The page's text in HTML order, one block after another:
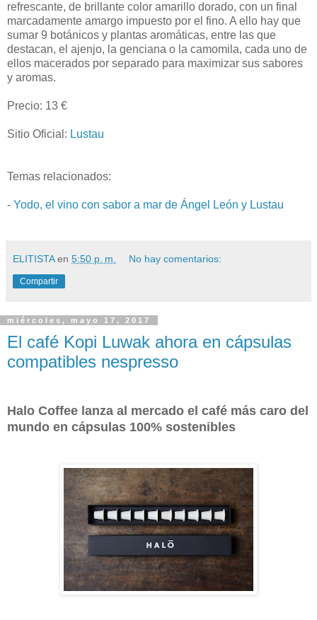
refrescante, de brillante color amarillo dorado, con un final
marcadamente amargo impuesto por el fino. A ello hay que
sumar 9 botánicos y plantas aromáticas, entre las que
destacan, el ajenjo, la genciana o la camomila, cada uno de
ellos macerados por separado para maximizar sus sabores
y aromas.
Precio: 13 €
Sitio Oficial: Lustau
Temas relacionados:
- Yodo, el vino con sabor a mar de Ángel León y Lustau
ELITISTA en 5:50 p. m. No hay comentarios:
Compartir
miércoles, mayo 17, 2017
El café Kopi Luwak ahora en cápsulas
compatibles nespresso
Halo Coffee lanza al mercado el café más caro del
mundo en cápsulas 100% sostenibles